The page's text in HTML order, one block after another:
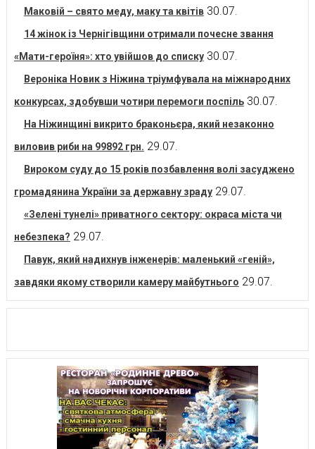
Маковій – свято меду, маку та квітів 30.07.
14 жінок із Чернігівщини отримали почесне звання
«Мати-героїня»: хто увійшов до списку 30.07.
Вероніка Новик з Ніжина тріумфувала на міжнародних
конкурсах, здобувши чотири перемоги поспіль 30.07.
На Ніжинщині викрито браконьєра, який незаконно
виловив риби на 99892 грн. 29.07.
Вироком суду до 15 років позбавлення волі засуджено
громадянина України за державну зраду 29.07.
«Зелені тунелі» приватного сектору: окраса міста чи
небезпека? 29.07.
Павук, який надихнув інженерів: маленький «геній»,
завдяки якому створили камеру майбутнього 29.07.